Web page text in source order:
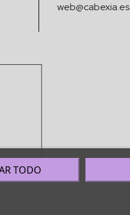
web@cabexia.es
TODO